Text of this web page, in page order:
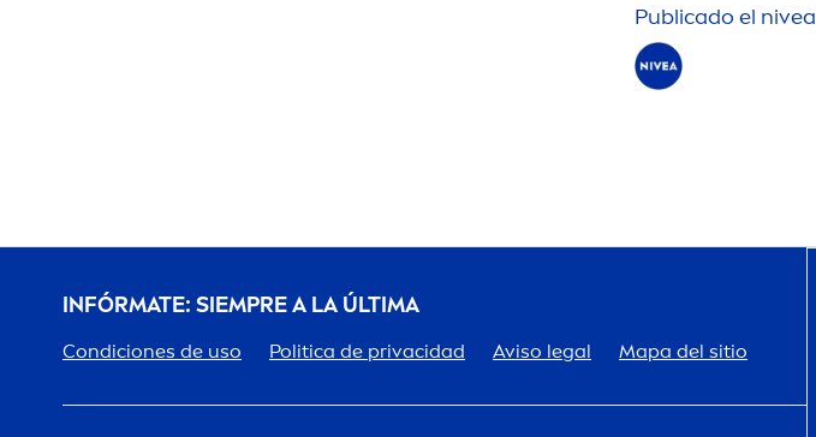
Publicado el nivea
INFÓRMATE: SIEMPRE A LA ÚLTIMA
Condiciones de uso Politica de privacidad Aviso legal Mapa del sitio